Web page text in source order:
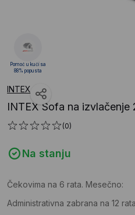
INTEX
INTEX Sofa na
(0)
Na stanju
Čekovima na 6 rata. Mesečno:
Administrativna zabrana na 12
Pomoć u kući sa
88% popusta